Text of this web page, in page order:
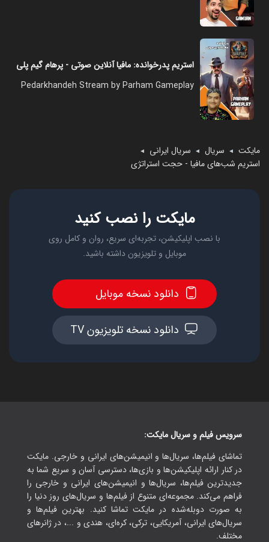
استریم پدرخوانده: مافیا آنلاین صوتی - پرهام گیم پلی
Pedarkhandeh Stream by Parham Gameplay
مایکت ◄ سریال ◄ سریال ایرانی ◄
استریم شب‌های مافیا - حجت استراتژی
مایکت را نصب کنید
با نصب اپلیکیشن، تجربه‌ای سریع، روان و کامل روی
موبایل و تلویزیون داشته باشید.
دانلود نسخه موبایل
دانلود نسخه تلویزیون TV
سرویس فیلم و سریال مایکت:
تماشای فیلم‌ها، سریال‌ها و انیمیشن‌های ایرانی و خارجی. مایکت
در کنار ارائه اپلیکیشن‌ها و بازی‌ها، دسترسی آسان و سریع شما به
جدیدترین فیلم‌ها، سریال‌ها و انیمیشن‌های ایرانی و خارجی را
فراهم می‌کند. مجموعه‌ای متنوع از فیلم‌ها و سریال‌های روز دنیا را
به صورت دوبله‌شده در مایکت تماشا کنید. بهترین فیلم‌ها و
سریال‌های ایرانی، آمریکایی، ترکی، کره‌ای، هندی و ...، در ژانرهای
مختلف.